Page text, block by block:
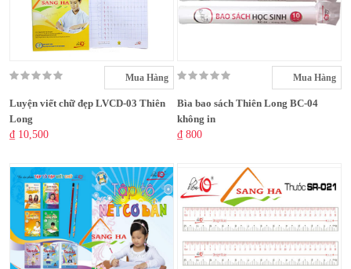
Mua Hàng
Luyện viết chữ đẹp LVCD-03 Thiên
Long
₫ 10,500
Mua Hàng
Bìa bao sách Thiên Long BC-04
không in
₫ 800